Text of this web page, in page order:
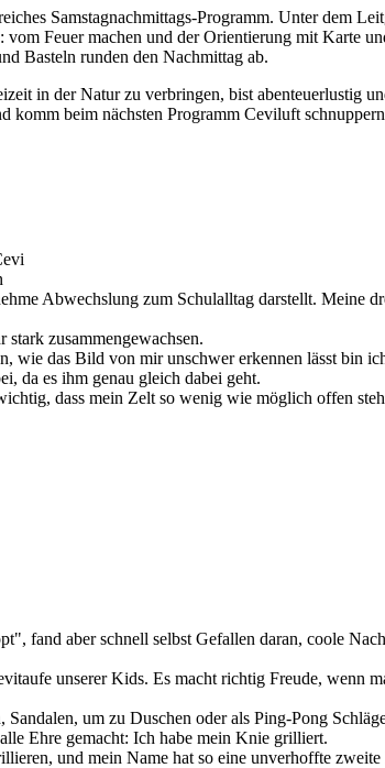
Samstagnachmittags-Programm. Unter dem
Feuer machen und der Orientierung mit Karte
Basteln runden den Nachmittag ab.
in der Natur zu verbringen, bist abenteuerlustig
beim nächsten Programm Ceviluft
Abwechslung zum Schulalltag darstellt. Meine
zusammengewachsen.
wie das Bild von mir unschwer erkennen lässt bin
da es ihm genau gleich dabei geht.
dass mein Zelt so wenig wie möglich offen
fand aber schnell selbst Gefallen daran, coole
unserer Kids. Es macht richtig Freude, wenn
um zu Duschen oder als Ping-Pong
Ehre gemacht: Ich habe mein Knie grilliert.
und mein Name hat so eine unverhoffte zweite